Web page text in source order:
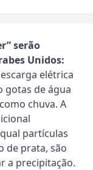
serão
Unidos:
elétrica
gotas de água
chuva. A
partículas
de prata, são
a precipitação.